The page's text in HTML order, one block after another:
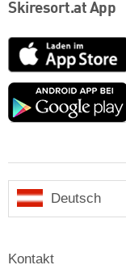
Skiresort.at App
App
Store
Deutsch
Kontakt